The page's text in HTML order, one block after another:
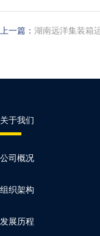
上一篇： 湖南远洋集装箱
关于我们
公司概况
组织架构
发展历程